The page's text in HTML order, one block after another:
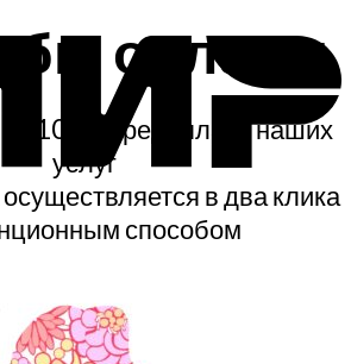
оплаты
100% предоплате наших
услуг
в два клика
способом